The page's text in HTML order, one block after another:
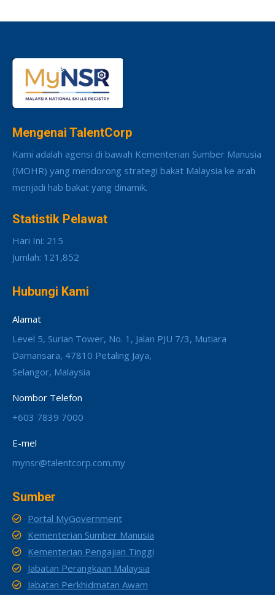
Mengenai TalentCorp
Kami adalah agensi di bawah Kementerian Sumber Manusia
(MOHR) yang mendorong strategi bakat Malaysia ke arah
menjadi hab bakat yang dinamik.
Statistik Pelawat
Hari Ini: 215
Jumlah: 121,852
Hubungi Kami
Alamat
Level 5, Surian Tower, No. 1, Jalan PJU 7/3, Mutiara
Damansara, 47810 Petaling Jaya,
Selangor, Malaysia
Nombor Telefon
+603 7839 7000
E-mel
mynsr@talentcorp.com.my
Sumber
Portal MyGovernment
Kementerian Sumber Manusia
Kementerian Pengajian Tinggi
Jabatan Perangkaan Malaysia
Jabatan Perkhidmatan Awam